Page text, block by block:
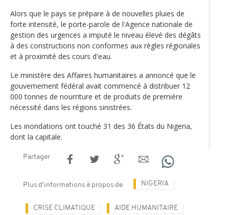
Alors que le pays se prépare à de nouvelles pluies de
forte intensité, le porte-parole de l'Agence nationale de
gestion des urgences a imputé le niveau élevé des dégâts
à des constructions non conformes aux règles régionales
et à proximité des cours d'eau.
Le ministère des Affaires humanitaires a annoncé que le
gouvernement fédéral avait commencé à distribuer 12
000 tonnes de nourriture et de produits de première
nécessité dans les régions sinistrées.
Les inondations ont touché 31 des 36 États du Nigeria,
dont la capitale.
Partager
Plus d'informations à propos de NIGERIA
CRISE CLIMATIQUE AIDE HUMANITAIRE